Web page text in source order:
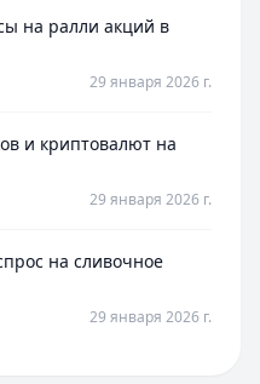
на ралли акций в
29 января 2026 г.
и криптовалют на
29 января 2026 г.
на сливочное
29 января 2026 г.